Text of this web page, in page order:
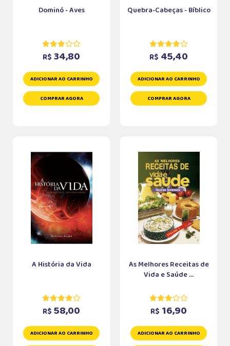
Dominó - Aves
R$ 34,80
ADICIONAR AO CARRINHO
COMPRAR AGORA
Quebra-Cabeças - Bíblico
R$ 45,40
ADICIONAR AO CARRINHO
COMPRAR AGORA
A História da Vida
R$ 58,00
ADICIONAR AO CARRINHO
As Melhores Receitas de
Vida e Saúde ...
R$ 16,90
ADICIONAR AO CARRINHO